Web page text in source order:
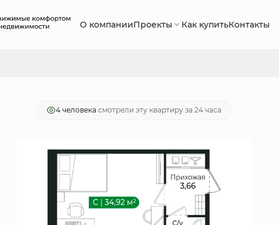
О компанииПроекты Как купитьКонтакты
7 165 812 руб.Ипотека от 20 849 руб./мес.
4 человекa смотрели эту квартиру за 24 часа